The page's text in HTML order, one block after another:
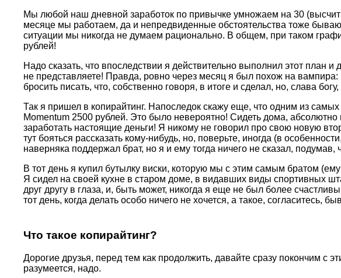
Мы любой наш дневной заработок по привычке умножаем на 30
месяце мы работаем, да и непредвиденные обстоятельства тоже
ситуации мы никогда не думаем рационально. В общем, при таком
рублей!
Надо сказать, что впоследствии я действительно выполнил этот
не представляете! Правда, ровно через месяц я был похож на
бросить писать, что, собственно говоря, в итоге и сделал, но, слава
Так я пришел в копирайтинг. Напоследок скажу еще, что одним из
Momentum 2500 рублей. Это было невероятно! Сидеть дома,
заработать настоящие деньги! Я никому не говорил про свою новую
тут бояться рассказать кому-нибудь, но, поверьте, иногда (в
наверняка поддержал брат, но я и ему тогда ничего не сказал, подумав,
В тот день я купил бутылку виски, которую мы с этим самым братом
Я сидел на своей кухне в старом доме, в видавших виды спортивных
друг другу в глаза, и, быть может, никогда я еще не был более
тот день, когда делать особо ничего не хочется, а такое, согласитесь,
Что такое копирайтинг?
Дорогие друзья, перед тем как продолжить, давайте сразу покончим с
разумеется, надо.